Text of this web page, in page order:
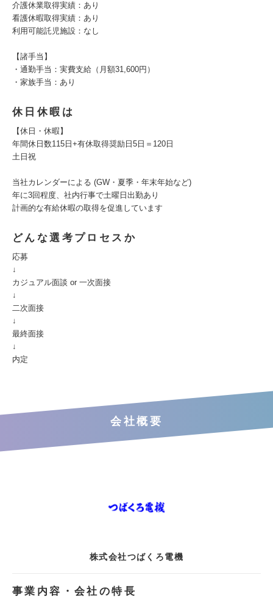
介護休業取得実績：あり
看護休暇取得実績：あり
利用可能託児施設：なし
【諸手当】
・通勤手当：実費支給（月額31,600円）
・家族手当：あり
休日休暇は
【休日・休暇】
年間休日数115日+有休取得奨励日5日＝120日
土日祝
当社カレンダーによる (GW・夏季・年末年始など)
年に3回程度、社内行事で土曜日出勤あり
計画的な有給休暇の取得を促進しています
どんな選考プロセスか
応募
↓
カジュアル面談 or 一次面接
↓
二次面接
↓
最終面接
↓
内定
会社概要
株式会社つばくろ電機
事業内容・会社の特長